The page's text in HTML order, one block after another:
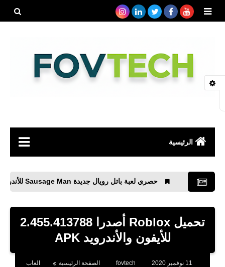
الرئيسية
رياضة
مواقع
بلوجر
حصري لعبة باتل رويال جديدة Sausage Man‏ للأندرويد
تحميل Roblox‏ أصدرا 2.455.413788
للأيفون والأندرويد APK
fovtech الصفحة الرئيسية العاب